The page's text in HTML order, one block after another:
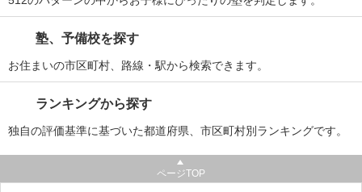
塾、予備校を探す
お住まいの市区町村、路線・駅から検索できます。
ランキングから探す
独自の評価基準に基づいた都道府県、市区町村別ランキングです。
ページTOP